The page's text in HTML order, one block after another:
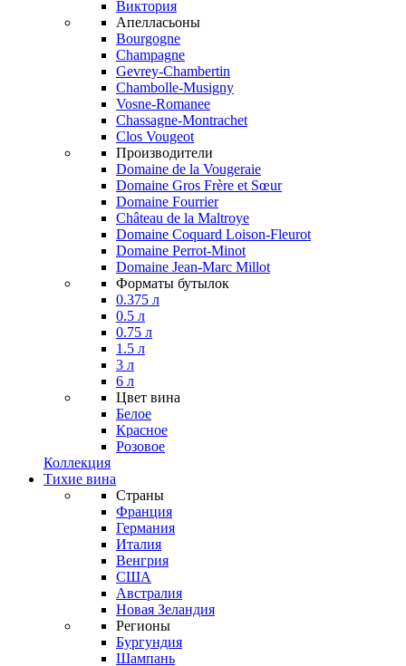
Виктория
Апелласьоны
Bourgogne
Champagne
Gevrey-Chambertin
Chambolle-Musigny
Vosne-Romanee
Chassagne-Montrachet
Clos Vougeot
Производители
Domaine de la Vougeraie
Domaine Gros Frère et Sœur
Domaine Fourrier
Château de la Maltroye
Domaine Coquard Loison-Fleurot
Domaine Perrot-Minot
Domaine Jean-Marc Millot
Форматы бутылок
0.375 л
0.5 л
0.75 л
1.5 л
3 л
6 л
Цвет вина
Белое
Красное
Розовое
Коллекция
Тихие вина
Страны
Франция
Германия
Италия
Венгрия
США
Австралия
Новая Зеландия
Регионы
Бургундия
Шампань